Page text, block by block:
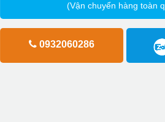
(Vận chuyển hàng toàn
0932060286